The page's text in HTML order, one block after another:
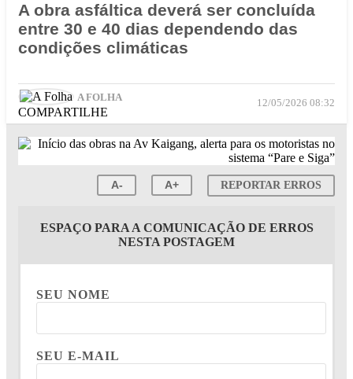
A obra asfáltica deverá ser concluída
entre 30 e 40 dias dependendo das
condições climáticas
A FOLHA 12/05/2026 08:32
COMPARTILHE
A- A+ REPORTAR ERROS
ESPAÇO PARA A COMUNICAÇÃO DE ERROS
NESTA POSTAGEM
SEU NOME
SEU E-MAIL